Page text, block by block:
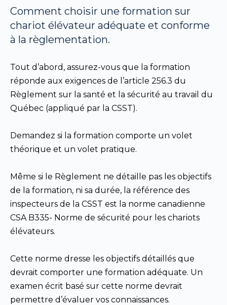
Comment choisir une formation sur
chariot élévateur adéquate et conforme
à la règlementation.
Tout d’abord, assurez-vous que la formation
réponde aux exigences de l’article 256.3 du
Règlement sur la santé et la sécurité au travail du
Québec (appliqué par la CSST).
Demandez si la formation comporte un volet
théorique et un volet pratique.
Même si le Règlement ne détaille pas les objectifs
de la formation, ni sa durée, la référence des
inspecteurs de la CSST est la norme canadienne
CSA B335- Norme de sécurité pour les chariots
élévateurs.
Cette norme dresse les objectifs détaillés que
devrait comporter une formation adéquate. Un
examen écrit basé sur cette norme devrait
permettre d’évaluer vos connaissances.